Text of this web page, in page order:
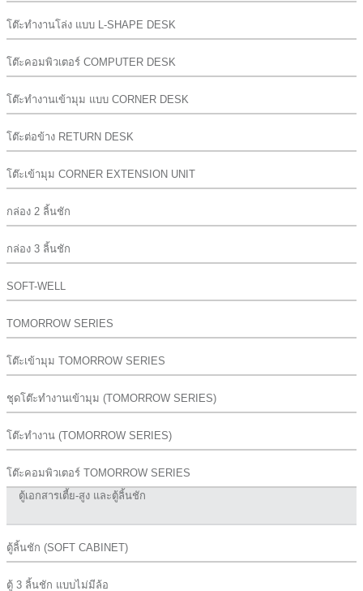
โต๊ะทำงานโล่ง แบบ L-SHAPE DESK
โต๊ะคอมพิวเตอร์ COMPUTER DESK
โต๊ะทำงานเข้ามุม แบบ CORNER DESK
โต๊ะต่อข้าง RETURN DESK
โต๊ะเข้ามุม CORNER EXTENSION UNIT
กล่อง 2 ลิ้นชัก
กล่อง 3 ลิ้นชัก
SOFT-WELL
TOMORROW SERIES
โต๊ะเข้ามุม TOMORROW SERIES
ชุดโต๊ะทำงานเข้ามุม (TOMORROW SERIES)
โต๊ะทำงาน (TOMORROW SERIES)
โต๊ะคอมพิวเตอร์ TOMORROW SERIES
ตู้เอกสารเตี้ย-สูง และตู้ลิ้นชัก
ตู้ลิ้นชัก (SOFT CABINET)
ตู้ 3 ลิ้นชัก แบบไม่มีล้อ